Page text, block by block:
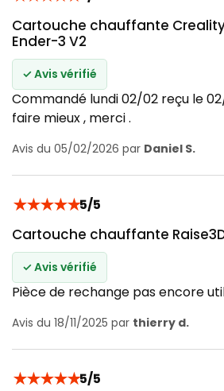
Cartouche chauffante Creality
Ender-3 V2
✓ Avis vérifié
Commandé lundi 02/02 reçu le
faire mieux , merci .
Avis du 05/02/2026 par Daniel S.
★★★★★5/5
Cartouche chauffante
✓ Avis vérifié
Pièce de rechange pas encore
Avis du 18/11/2025 par thierry d.
★★★★★5/5